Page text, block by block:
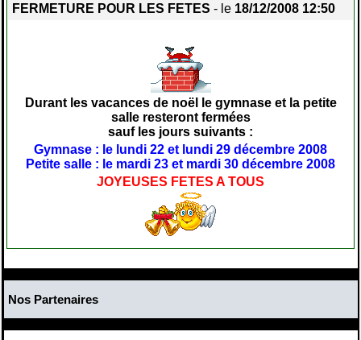
FERMETURE POUR LES FETES - le 18/12/2008 12:50
Durant les vacances de noël le gymnase et la petite
salle resteront fermées
sauf les jours suivants :
Gymnase : le lundi 22 et lundi 29 décembre 2008
Petite salle : le mardi 23 et mardi 30 décembre 2008
JOYEUSES FETES A TOUS
Nos Partenaires